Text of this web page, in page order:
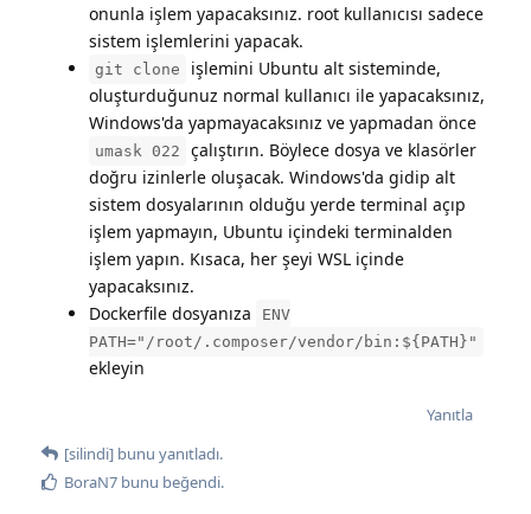
onunla işlem yapacaksınız. root kullanıcısı sadece
sistem işlemlerini yapacak.
git clone
işlemini Ubuntu alt sisteminde,
oluşturduğunuz normal kullanıcı ile yapacaksınız,
Windows'da yapmayacaksınız ve yapmadan önce
umask 022
çalıştırın. Böylece dosya ve klasörler
doğru izinlerle oluşacak. Windows'da gidip alt
sistem dosyalarının olduğu yerde terminal açıp
işlem yapmayın, Ubuntu içindeki terminalden
işlem yapın. Kısaca, her şeyi WSL içinde
yapacaksınız.
Dockerfile dosyanıza
ENV
PATH="/root/.composer/vendor/bin:${PATH}"
ekleyin
Yanıtla
[silindi] bunu yanıtladı.
BoraN7 bunu beğendi.